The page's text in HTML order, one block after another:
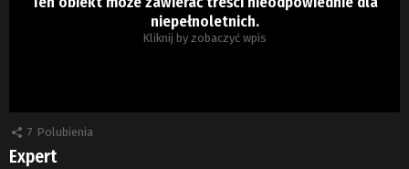
niepełnoletnich.
Kliknij by zobaczyć wpis
7 Polubienia
Expert